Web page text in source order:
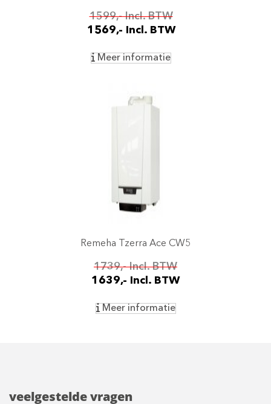
1599,- Incl. BTW
1569,- Incl. BTW
Meer informatie
Remeha Tzerra Ace CW5
1739,- Incl. BTW
1639,- Incl. BTW
Meer informatie
veelgestelde vragen